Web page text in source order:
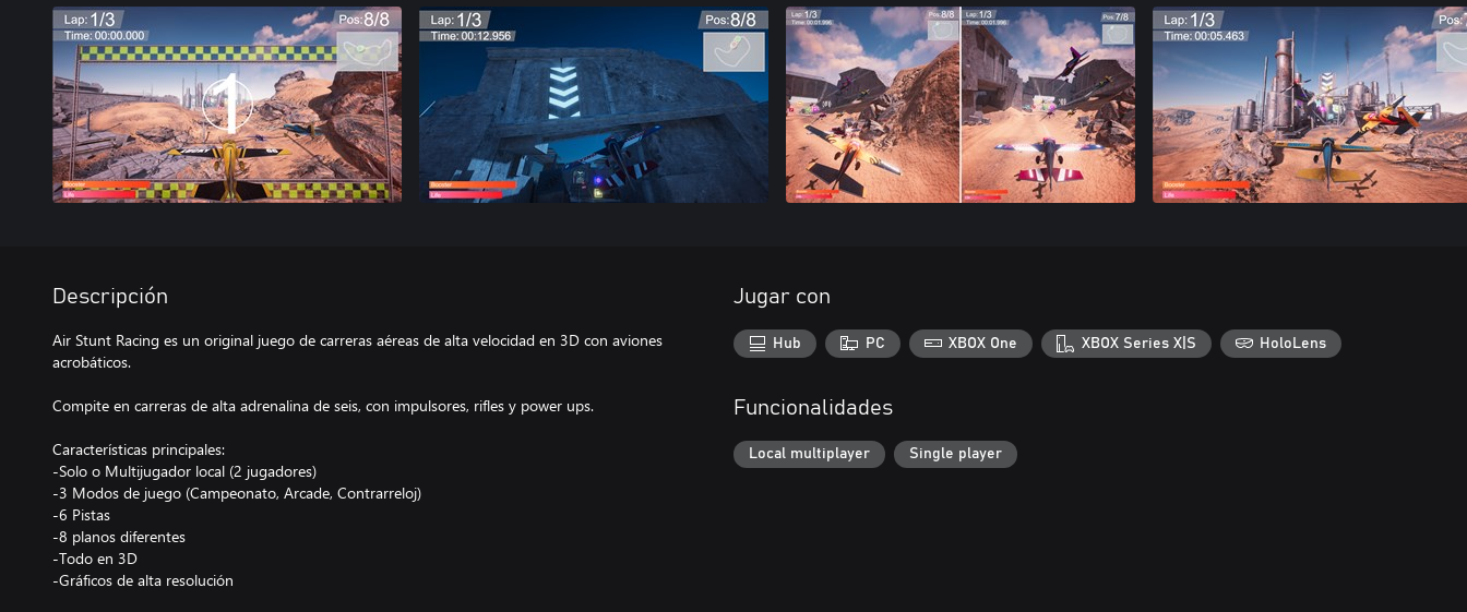
Descripción
Air Stunt Racing es un original juego de carreras aéreas de alta velocidad en 3D con aviones
acrobáticos.
Compite en carreras de alta adrenalina de seis, con impulsores, rifles y power ups.
Características principales:
-Solo o Multijugador local (2 jugadores)
-3 Modos de juego (Campeonato, Arcade, Contrarreloj)
-6 Pistas
-8 planos diferentes
-Todo en 3D
-Gráficos de alta resolución
Jugar con
Hub PC XBOX One XBOX Series X|S HoloLens
Funcionalidades
Local multiplayer Single player